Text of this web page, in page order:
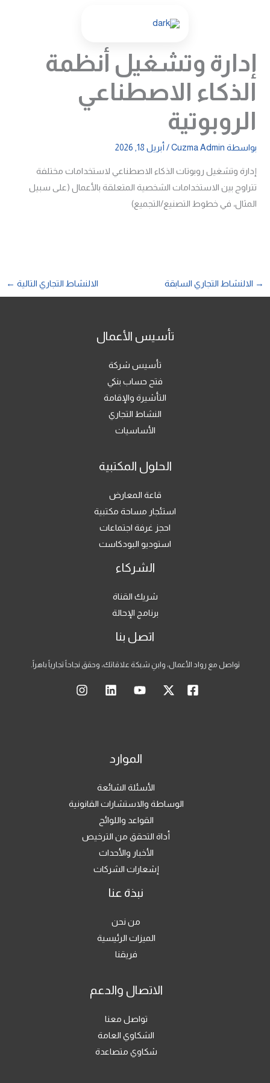
إدارة وتشغيل أنظمة
الذكاء الاصطناعي
الروبوتية
بواسطة Cuzma Admin
/ أبريل 18, 2026
إدارة وتشغيل روبوتات الذكاء الاصطناعي لاستخدامات مختلفة
تتراوح بين الاستخدامات الشخصية المتعلقة بالأعمال (على سبيل
المثال، في خطوط التصنيع/التجميع)
→ الالنشاط التجاري السابقة الالنشاط التجاري التالية ←
تأسيس الأعمال
تأسيس شركة
فتح حساب بنكي
التأشيرة والإقامة
النشاط التجاري
الأساسيات
الحلول المكتبية
قاعة المعارض
استئجار مساحة مكتبية
احجز غرفة اجتماعات
استوديو البودكاست
الشركاء
شريك القناة
برنامج الإحالة
اتصل بنا
تواصل مع رواد الأعمال، وابنِ شبكة علاقاتك، وحقق نجاحاً تجارياً باهراً.
الموارد
الأسئلة الشائعة
الوساطة والاستشارات القانونية
القواعد واللوائح
أداة التحقق من الترخيص
الأخبار والأحداث
إشعارات الشركات
نبذة عنا
من نحن
الميزات الرئيسية
فريقنا
الاتصال والدعم
تواصل معنا
الشكاوي العامة
شكاوي متصاعدة